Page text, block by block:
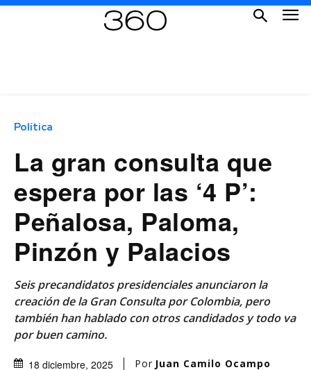
Política
La gran consulta que
espera por las ‘4 P’:
Peñalosa, Paloma,
Pinzón y Palacios
Seis precandidatos presidenciales anunciaron la
creación de la Gran Consulta por Colombia, pero
también han hablado con otros candidados y todo va
por buen camino.
18 diciembre, 2025 Por Juan Camilo Ocampo